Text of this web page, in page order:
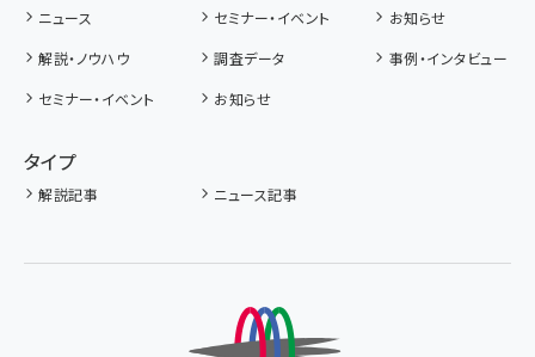
ニュース セミナー・イベント
お知らせ
解説・ノウハウ
調査データ
事例・インタビュー
セミナー・イベント
お知らせ
タイプ
解説記事 ニュース記事